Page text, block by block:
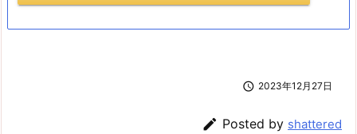
 2023年12月27日
 Posted by shattered